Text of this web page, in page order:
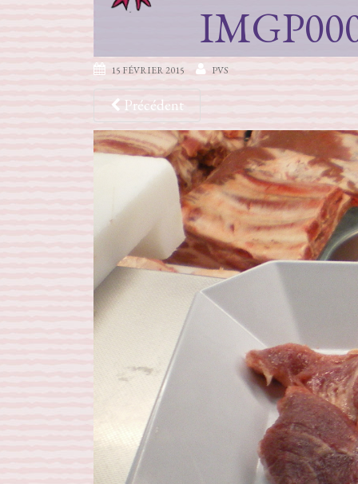
15 FÉVRIER 2015 PVS
Précédent